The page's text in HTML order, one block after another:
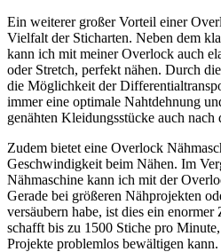
Ein weiterer großer Vorteil einer
Vielfalt der Sticharten. Neben dem
kann ich mit meiner Overlock auch
oder Stretch, perfekt nähen. Durch
die Möglichkeit der
immer eine optimale Nahtdehnung
genähten Kleidungsstücke auch
Zudem bietet eine Overlock
Geschwindigkeit beim Nähen. Im
Nähmaschine kann ich mit der
Gerade bei größeren Nähprojekten
versäubern habe, ist dies ein
schafft bis zu 1500 Stiche pro
Projekte problemlos bewältigen kann.